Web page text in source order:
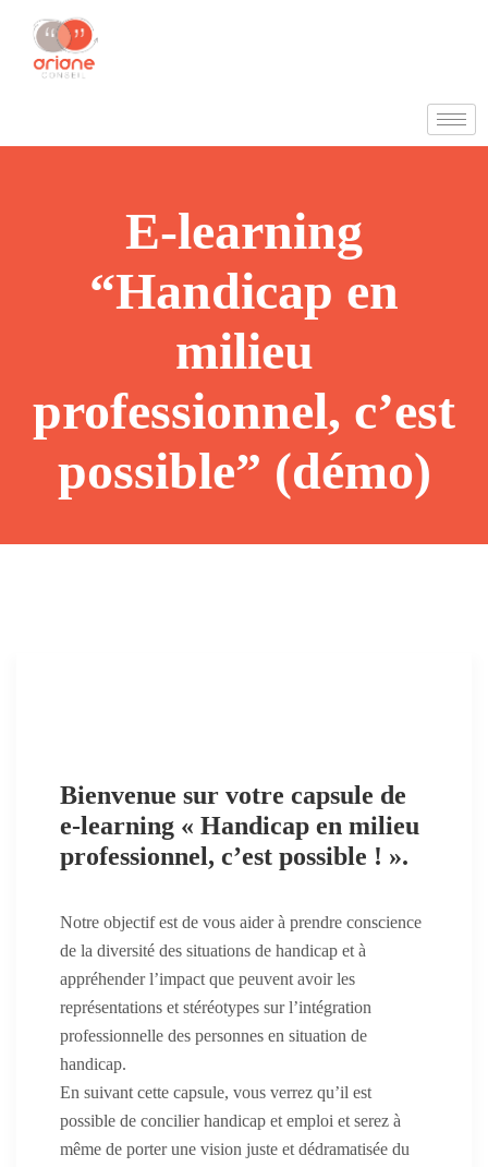
E-learning
“Handicap en
milieu
professionnel, c’est
possible” (démo)
Bienvenue sur votre capsule de
e-learning « Handicap en milieu
professionnel, c’est possible ! ».
Notre objectif est de vous aider à prendre conscience
de la diversité des situations de handicap et à
appréhender l’impact que peuvent avoir les
représentations et stéréotypes sur l’intégration
professionnelle des personnes en situation de
handicap.
En suivant cette capsule, vous verrez qu’il est
possible de concilier handicap et emploi et serez à
même de porter une vision juste et dédramatisée du